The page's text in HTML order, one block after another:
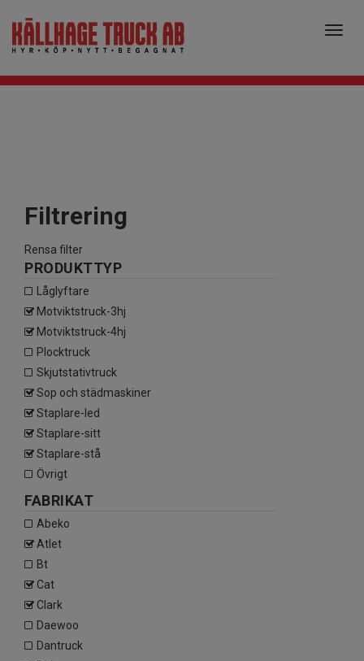
0kr
Filtrering
Rensa filter
PRODUKTTYP
låglyftare
motviktstruck-3hj
motviktstruck-4hj
plocktruck
skjutstativtruck
sop och städmaskiner
staplare-led
staplare-sitt
staplare-stå
övrigt
FABRIKAT
abeko
atlet
bt
cat
clark
daewoo
dantruck